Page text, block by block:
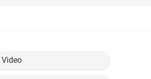
昂。
Video